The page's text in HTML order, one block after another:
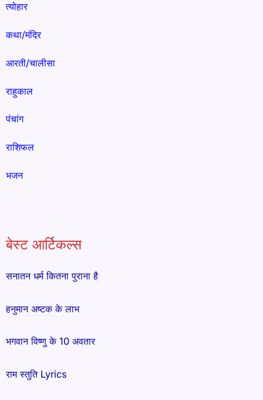
त्योहार
कथा/मंदिर
आरती/चालीसा
राहुकाल
पंचांग
राशिफल
भजन
बेस्ट आर्टिकल्स
सनातन धर्म कितना पुराना है
हनुमान अष्टक के लाभ
भगवान विष्णु के 10 अवतार
राम स्तुति Lyrics